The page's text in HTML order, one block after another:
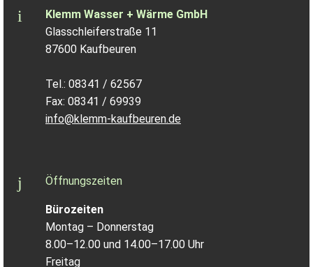
Klemm Wasser + Wärme GmbH
Glasschleiferstraße 11
87600 Kaufbeuren
Tel.: 08341 / 62567
Fax: 08341 / 69939
info@klemm-kaufbeuren.de
Öffnungszeiten
Bürozeiten
Montag – Donnerstag
8.00–12.00 und 14.00–17.00 Uhr
Freitag